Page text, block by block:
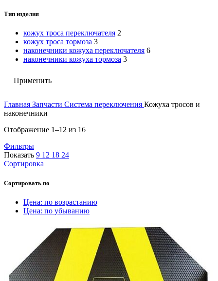
Тип изделия
кожух троса переключателя 2
кожух троса тормоза 3
наконечники кожуха переключателя 6
наконечники кожуха тормоза 3
Применить
Главная Запчасти Система переключения Кожуха тросов и
наконечники
Отображение 1–12 из 16
Фильтры
Показать 9 12 18 24
Сортировка
Сортировать по
Цена: по возрастанию
Цена: по убыванию